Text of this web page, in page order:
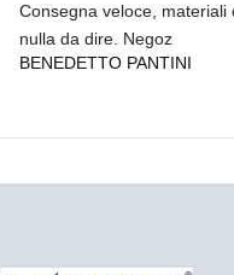
Consegna veloce, materiali
nulla da dire. Negoz
BENEDETTO PANTINI